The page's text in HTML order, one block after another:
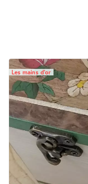
Les mains d’or